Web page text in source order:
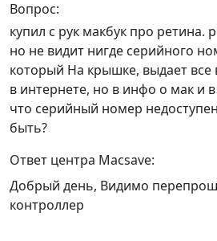
Вопрос:
купил с рук макбук про ретина.
но не видит нигде серийного
который На крышке, выдает
в интернете, но в инфо о мак и
что серийный номер
быть?
Ответ центра Macsave:
Добрый день, Видимо
контроллер